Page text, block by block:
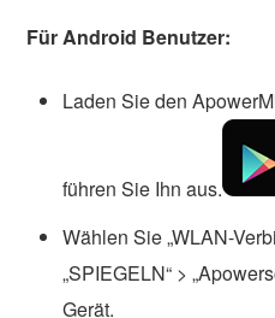
Für Android Benutzer:
Laden Sie den
führen Sie Ihn aus.
Wählen Sie „WLAN-
„SPIEGELN“ >
Gerät.